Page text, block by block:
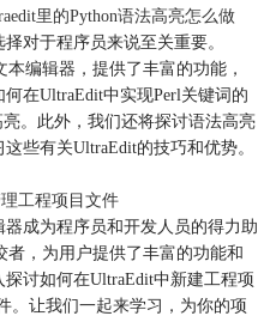
里的Python语法高亮怎么做
对于程序员来说至关重要。
编辑器，提供了丰富的功能，
在UltraEdit中实现Perl关键词的
。此外，我们还将探讨语法高亮
些有关UltraEdit的技巧和优势。
工程项目文件
成为程序员和开发人员的得力助
，为用户提供了丰富的功能和
讨如何在UltraEdit中新建工程项
。让我们一起来学习，为你的项